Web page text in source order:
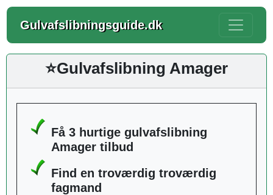
Gulvafslibningsguide.dk
⭐Gulvafslibning Amager
Få 3 hurtige gulvafslibning
Amager tilbud
Find en troværdig troværdig
fagmand